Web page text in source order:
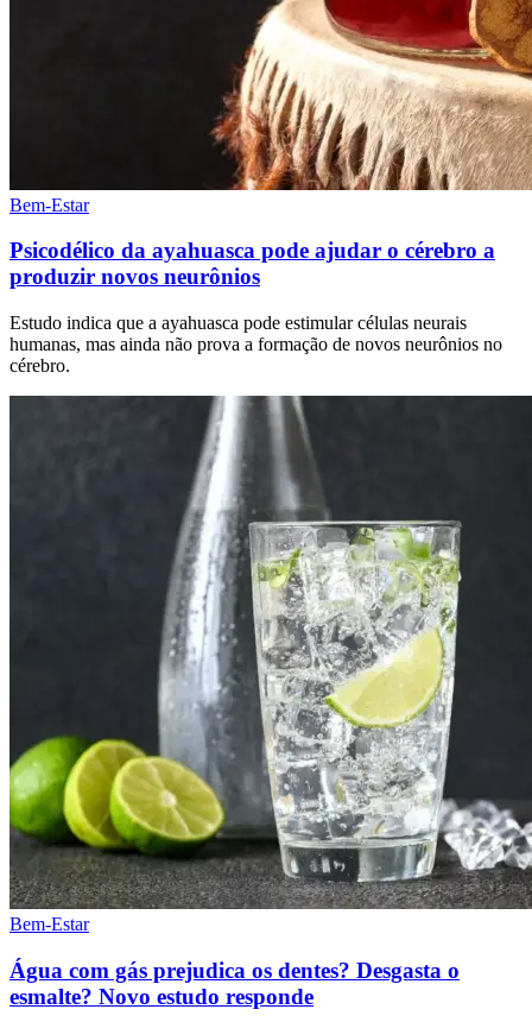
Bem-Estar
Psicodélico da ayahuasca pode ajudar o cérebro a
produzir novos neurônios
Estudo indica que a ayahuasca pode estimular células neurais
humanas, mas ainda não prova a formação de novos neurônios no
cérebro.
Bem-Estar
Água com gás prejudica os dentes? Desgasta o
esmalte? Novo estudo responde